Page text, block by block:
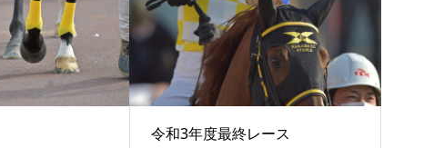
令和3年度最終レース